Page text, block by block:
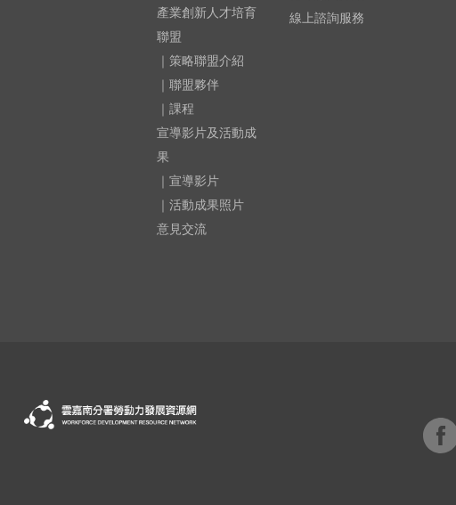
產業創新人才培育
聯盟
｜策略聯盟介紹
｜聯盟夥伴
｜課程
宣導影片及活動成
果
｜宣導影片
｜活動成果照片
意見交流
線上諮詢服務